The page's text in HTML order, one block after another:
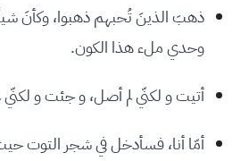
ذهبَ الذينَ تُحبهم ذهبوا، وكأنَ
وحدي ملء هذا الكون.
أتيت و لكنّي لم أصل، و جئت و لكنّي
أمّا أنا، فسأدخل في شجر التوت